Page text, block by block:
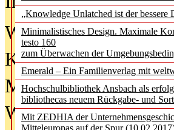
„Knowledge Unlatched ist der bessere
Minimalistisches Design. Maximale
testo 160
zum Überwachen der
Emerald – Ein Familienverlag mit
Hochschulbibliothek Ansbach als
bibliothecas neuem Rückgabe- und
Mit ZEDHIA der
Mitteleuropas auf der Spur
Was
Kinder in der
Metadaten als
Wenn Bots